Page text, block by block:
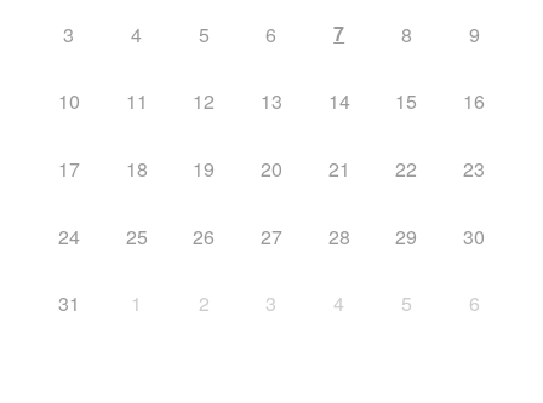
3 4 5 6 7 8 9
10 11 12 13 14 15 16
17 18 19 20 21 22 23
24 25 26 27 28 29 30
31 1 2 3 4 5 6